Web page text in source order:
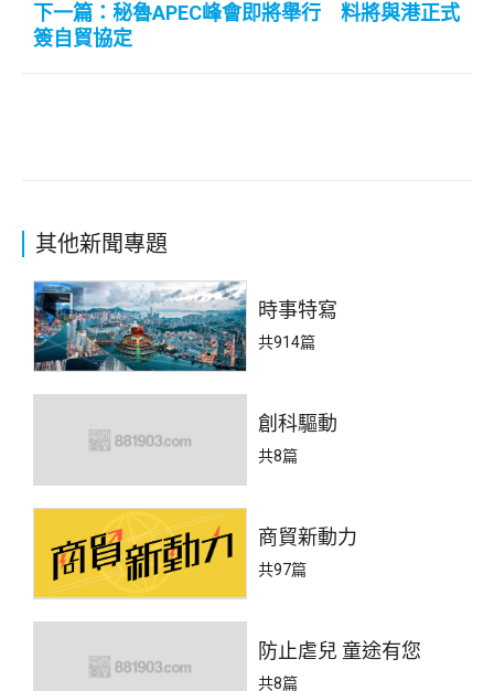
下一篇：秘魯APEC峰會即將舉行 料將與港正式
簽自貿協定
其他新聞專題
時事特寫
共914篇
創科驅動
共8篇
商貿新動力
共97篇
防止虐兒 童途有您
共8篇